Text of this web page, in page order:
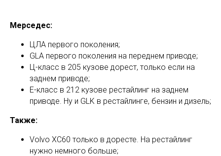
Мерседес:
ЦЛА первого поколения;
GLА первого поколения на переднем приводе;
Ц-класс в 205 кузове дорест, только если на
заднем приводе;
Е-класс в 212 кузове рестайлинг на заднем
приводе. Ну и GLK в рестайлинге, бензин и дизель;
Также:
Volvo XC60 только в доресте. На рестайлинг
нужно немного больше;